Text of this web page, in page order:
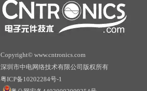
Copyright© www.cntronics.com
深圳市中电网络技术有限公司版权所有
粤ICP备10202284号-1